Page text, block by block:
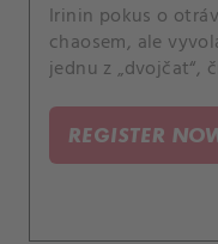
Irinin pokus o
chaosem, ale
jednu z „dvojčat“,
REGISTER